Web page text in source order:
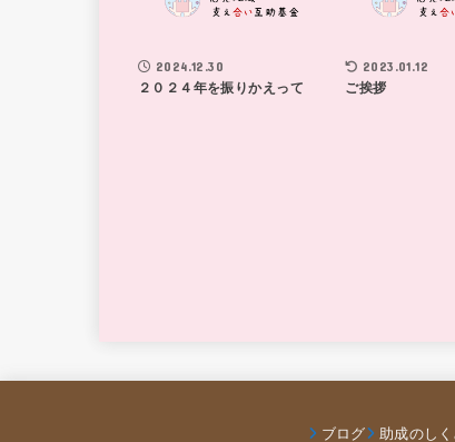
2024.12.30
２０２４年を振りかえって
2023.01.12
ご挨拶
ブログ 助成のし